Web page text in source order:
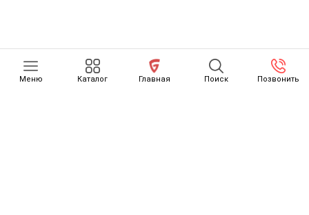
Меню Каталог Главная Поиск Позвонить